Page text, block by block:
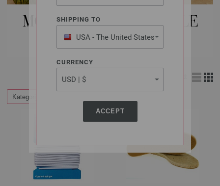
SHIPPING TO
USA - The United States
of America
CURRENCY
ACCEPT
MODNI DODACI | OSTALE
STAVKE
Kategorije